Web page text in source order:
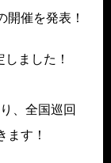
催を発表！
ました！
、全国巡回
ます！